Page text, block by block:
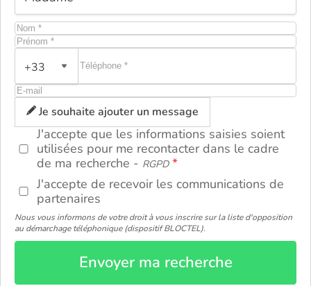
+33
Je souhaite ajouter un message
J'accepte que les informations saisies soient
utilisées pour me recontacter dans le cadre
de ma recherche - RGPD
J'accepte de recevoir les communications de
partenaires
Nous vous informons de votre droit à vous inscrire sur la liste d'opposition
au démarchage téléphonique (dispositif BLOCTEL).
Envoyer ma recherche